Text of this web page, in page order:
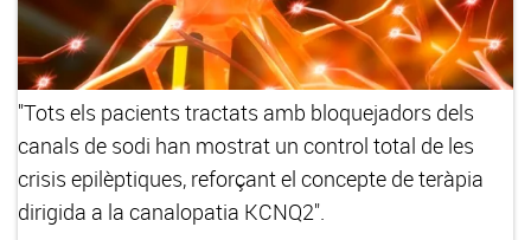
"Tots els pacients tractats amb bloquejadors dels
canals de sodi han mostrat un control total de les
crisis epilèptiques, reforçant el concepte de teràpia
dirigida a la canalopatia KCNQ2".